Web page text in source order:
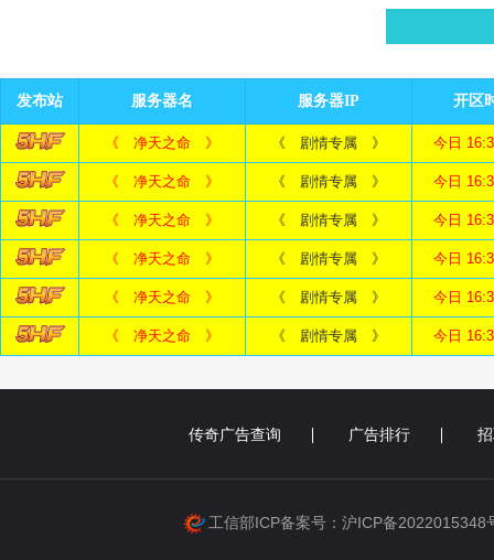
发布站 服务器名 服务器IP 开区
《 净天之命 》 《 剧情专属 》 今日
《 净天之命 》 《 剧情专属 》 今日
《 净天之命 》 《 剧情专属 》 今日
《 净天之命 》 《 剧情专属 》 今日
《 净天之命 》 《 剧情专属 》 今日
《 净天之命 》 《 剧情专属 》 今日
传奇广告查询 广告排行
工信部ICP备案号：沪ICP备